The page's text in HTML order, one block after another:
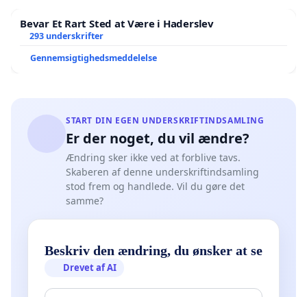
Bevar Et Rart Sted at Være i Haderslev
293 underskrifter
Gennemsigtighedsmeddelelse
START DIN EGEN UNDERSKRIFTINDSAMLING
Er der noget, du vil ændre?
Ændring sker ikke ved at forblive tavs.
Skaberen af denne underskriftindsamling
stod frem og handlede. Vil du gøre det
samme?
Beskriv den ændring, du ønsker at se
Drevet af AI